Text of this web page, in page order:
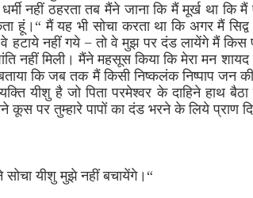
नहीं ठहरता तब मैंने जाना कि मैं मूर्ख था कि मैं
हूं।“ मैं यह भी सोचा करता था कि अगर मैं सिद्व
हटाये नहीं गये − तो वे मुझ पर दंड लायेंगे मैं
नहीं मिली। मैंने महसूस किया कि मेरा मन शायद
बताया कि जब तक मैं किसी निष्कलंक निष्पाप जन
यीशु है जो पिता परमेश्वर के दाहिने हाथ बैठा
कूस पर तुम्हारे पापों का दंड भरने के लिये प्राण
यीशु मुझे नहीं बचायेंगे।“